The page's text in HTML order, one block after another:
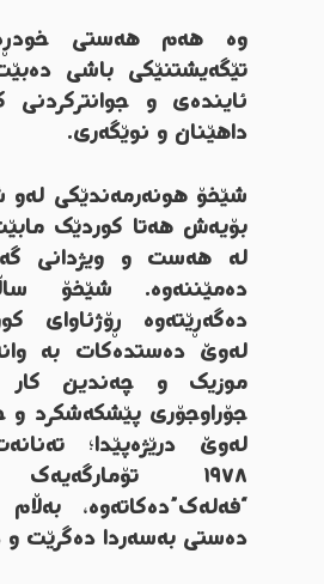
وە هەم هەستی
تێگەیشتنێکی باشی
ئایندەی و جوانترکردنی
داهێنان و نوێگەری.
شێخۆ هونەرمەندێکی لەو
بۆیەش هەتا کوردێک
لە هەست و ویژدانی
دەگەڕێتەوە ڕۆژئاوای
لەوێ دەستدەکات بە
موزیک و چەندین کار
جۆراوجۆری پێشکەشکرد و
لەوێ درێژەپێدا؛
١٩٧٨
“فەلەک”دەکاتەوە،
دەستی بەسەردا دەگرێت و